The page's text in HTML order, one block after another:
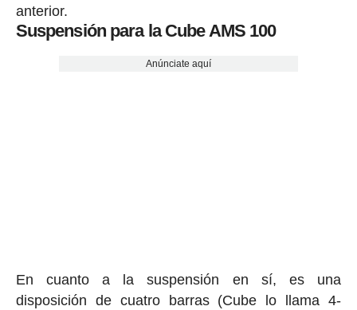
anterior.
Suspensión para la Cube AMS 100
Anúnciate aquí
En cuanto a la suspensión en sí, es una
disposición de cuatro barras (Cube lo llama 4-